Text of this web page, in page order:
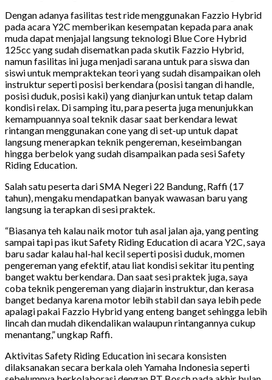
Dengan adanya fasilitas test ride menggunakan Fazzio Hybrid
pada acara Y2C memberikan kesempatan kepada para anak
muda dapat menjajal langsung teknologi Blue Core Hybrid
125cc yang sudah disematkan pada skutik Fazzio Hybrid,
namun fasilitas ini juga menjadi sarana untuk para siswa dan
siswi untuk mempraktekan teori yang sudah disampaikan oleh
instruktur seperti posisi berkendara (posisi tangan di handle,
posisi duduk, posisi kaki) yang dianjurkan untuk tetap dalam
kondisi relax. Di samping itu, para peserta juga menunjukkan
kemampuannya soal teknik dasar saat berkendara lewat
rintangan menggunakan cone yang di set-up untuk dapat
langsung menerapkan teknik pengereman, keseimbangan
hingga berbelok yang sudah disampaikan pada sesi Safety
Riding Education.
Salah satu peserta dari SMA Negeri 22 Bandung, Raffi (17
tahun), mengaku mendapatkan banyak wawasan baru yang
langsung ia terapkan di sesi praktek.
“Biasanya teh kalau naik motor tuh asal jalan aja, yang penting
sampai tapi pas ikut Safety Riding Education di acara Y2C, saya
baru sadar kalau hal-hal kecil seperti posisi duduk, momen
pengereman yang efektif, atau liat kondisi sekitar itu penting
banget waktu berkendara. Dan saat sesi praktek juga, saya
coba teknik pengereman yang diajarin instruktur, dan kerasa
banget bedanya karena motor lebih stabil dan saya lebih pede
apalagi pakai Fazzio Hybrid yang enteng banget sehingga lebih
lincah dan mudah dikendalikan walaupun rintangannya cukup
menantang,” ungkap Raffi.
Aktivitas Safety Riding Education ini secara konsisten
dilaksanakan secara berkala oleh Yamaha Indonesia seperti